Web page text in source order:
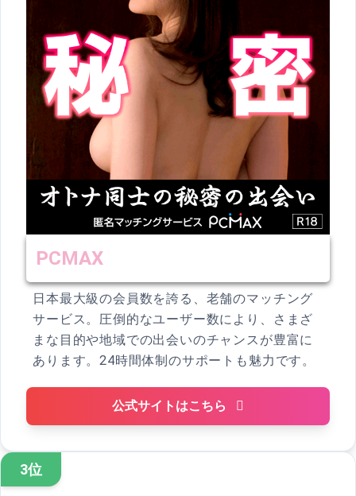
PCMAX
日本最大級の会員数を誇る、老舗のマッチング
サービス。圧倒的なユーザー数により、さまざ
まな目的や地域での出会いのチャンスが豊富に
あります。24時間体制のサポートも魅力です。
公式サイトはこちら
3位